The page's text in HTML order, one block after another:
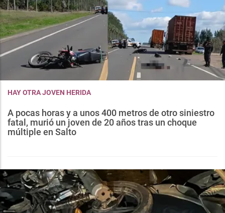
HAY OTRA JOVEN HERIDA
A pocas horas y a unos 400 metros de otro siniestro
fatal, murió un joven de 20 años tras un choque
múltiple en Salto